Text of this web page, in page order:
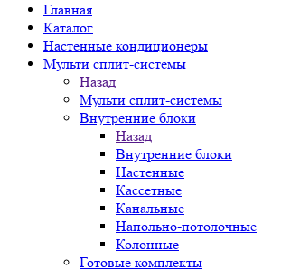
Главная
Каталог
Настенные кондиционеры
Мульти сплит-системы
Назад
Мульти сплит-системы
Внутренние блоки
Назад
Внутренние блоки
Настенные
Кассетные
Канальные
Напольно-потолочные
Колонные
Готовые комплекты